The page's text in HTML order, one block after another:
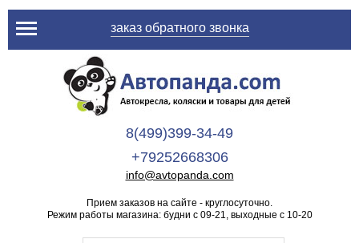
заказ обратного звонка
8(499)399-34-49
+79252668306
info@avtopanda.com
Прием заказов на сайте - круглосуточно.
Режим работы магазина: будни с 09-21, выходные с 10-20